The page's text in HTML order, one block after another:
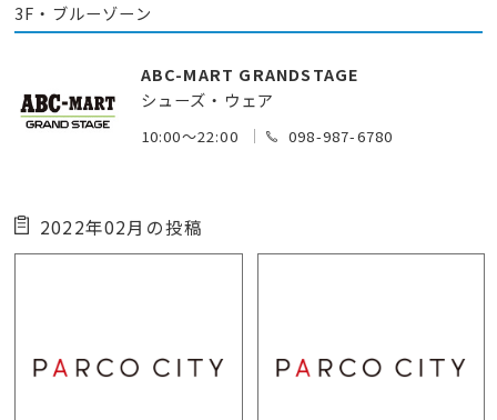
3F・ブルーゾーン
ABC-MART GRANDSTAGE
シューズ・ウェア
10:00～22:00 098-987-6780
2022年02月の投稿